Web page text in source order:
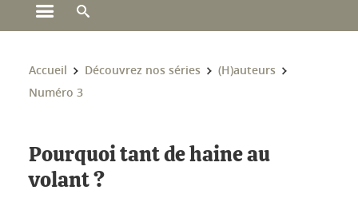
Ouvrir le menu principal
Vous êtes ici :
Accueil Découvrez nos séries
(H)auteurs
Numéro 3
Pourquoi tant de haine au
volant ?